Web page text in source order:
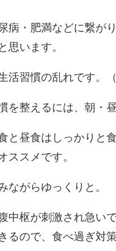
病・肥満などに繋が
思います。
活習慣の乱れです。
を整えるには、朝・
と昼食はしっかりと
ススメです。
ながらゆっくりと。
中枢が刺激され急い
るので、食べ過ぎ対